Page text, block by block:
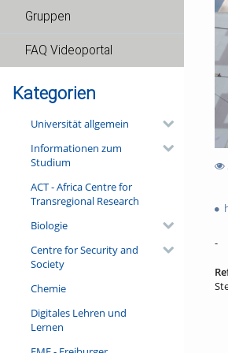
Gruppen
FAQ Videoportal
Kategorien
Universität allgemein
Informationen zum
Studium
ACT - Africa Centre for
Transregional Research
Biologie
Centre for Security and
Society
Chemie
Digitales Lehren und
Lernen
-